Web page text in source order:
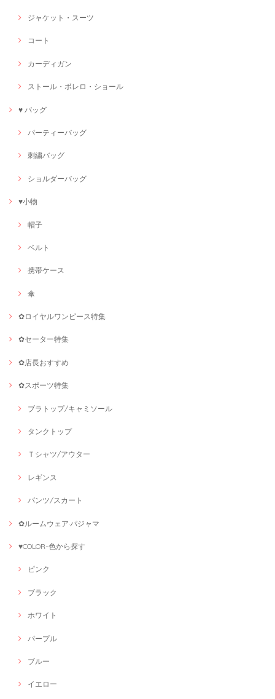
ジャケット・スーツ
コート
カーディガン
ストール・ボレロ・ショール
♥ バッグ
パーティーバッグ
刺繍バッグ
ショルダーバッグ
♥小物
帽子
ベルト
携帯ケース
傘
✿ロイヤルワンピース特集
✿セーター特集
✿店長おすすめ
✿スポーツ特集
ブラトップ/キャミソール
タンクトップ
Ｔシャツ/アウター
レギンス
パンツ/スカート
✿ルームウェア·パジャマ
♥COLOR-色から探す
ピンク
ブラック
ホワイト
パープル
ブルー
イエロー